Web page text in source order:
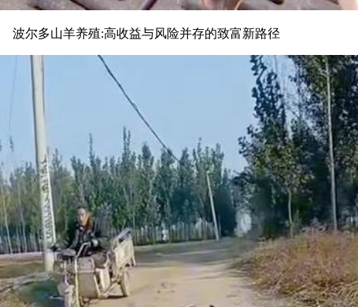
波尔多山羊养殖:高收益与风险并存的致富新路径